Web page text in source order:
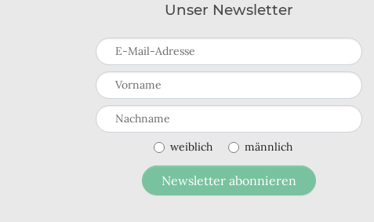
Unser Newsletter
weiblich männlich
Newsletter abonnieren